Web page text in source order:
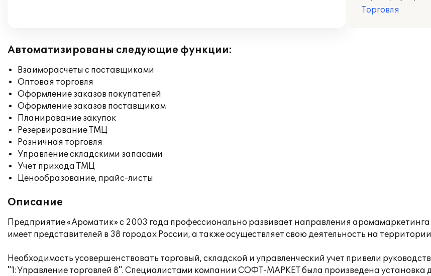
Торговля
Автоматизированы следующие функции:
Взаиморасчеты с поставщиками
Оптовая торговля
Оформление заказов покупателей
Оформление заказов поставщикам
Планирование закупок
Резервирование ТМЦ
Розничная торговля
Управление складскими запасами
Учет прихода ТМЦ
Ценообразование, прайс-листы
Описание
Предприятие «Ароматик» с 2003 года профессионально развивает направления
имеет представителей в 38 городах России, а также осуществляет свою деятельность на
Необходимость усовершенствовать торговый, складской и управленческий учет привели
"1:Управление торговлей 8". Специалистами компании СОФТ-МАРКЕТ была произведена установка